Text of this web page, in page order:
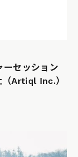
ーセッション
（Artiql Inc.）